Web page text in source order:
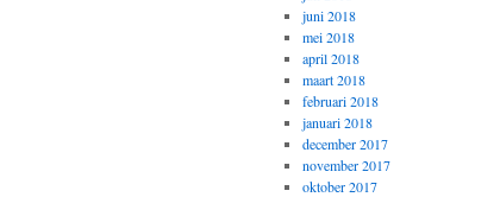
juni 2018
mei 2018
april 2018
maart 2018
februari 2018
januari 2018
december 2017
november 2017
oktober 2017